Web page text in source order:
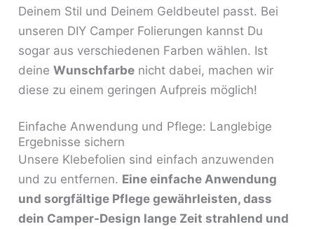
Deinem Stil und Deinem Geldbeutel passt. Bei
unseren DIY Camper Folierungen kannst Du
sogar aus verschiedenen Farben wählen. Ist
deineWunschfarbe nicht dabei, machen wir
diese zu einem geringen Aufpreis möglich!
Einfache Anwendung und Pflege: Langlebige
Ergebnisse sichern
Unsere Klebefolien sind einfach anzuwenden
und zu entfernen. Eine einfache Anwendung
und sorgfältige Pflege gewährleisten, dass
dein Camper-Design lange Zeit strahlend und